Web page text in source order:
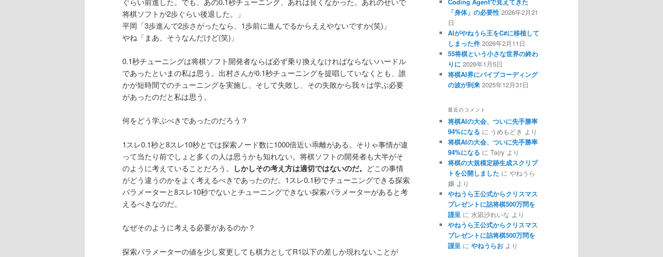
将棋ソフトが2歩ぐらい後退した。」
平岡「3歩進んで2歩さがったなら、1歩前に進んでるからええやないですか(笑)」
やね「まあ、そうなんだけど(笑)」
0.1秒チューニングは将棋ソフト開発者ならば必ず乗り換えなければならないハードル
であったといまの私は思う。出村さんが0.1秒チューニングを提唱していなくとも、誰
かが短時間でのチューニングを実施し、そして失敗し、その失敗から我々は学ぶ必要
があったのだと私は思う。
何をどう学ぶべきであったのだろう？
1スレ0.1秒と8スレ10秒とでは探索ノード数に1000倍近い乖離がある。そりゃ事情が違
って当たり前でしょと多くの人は思うかも知れない。将棋ソフトの開発者も大半がそ
のように考えていることだろう。
しかしその考え方は適切ではないのだ。 どこの事情
がどう違うのかをよく考えるべきであったのだ。1スレ0.1秒でチューニングできる探索
パラメーターと8スレ10秒でないとチューニングできない探索パラメーターがあると考
えるべきなのだ。
なぜそのように考える必要があるのか？
探索パラメーターの値を少し変更しても棋力としてR1以下の差しか現れないことが
「身体」の必要性 2026年2月21
日
AIがやねうら王をC#に移植して
しまった件 2026年2月11日
55将棋という小さな世界の終わ
りに 2026年1月5日
将棋AI界にバイブコーディング
の波が到来 2025年12月31日
最近のコメント
将棋AIの大会、ついに先手勝率
94%になる に うめもどき より
将棋AIの大会、ついに先手勝率
94%になる に Ta(ry より
将棋の大規模定跡生成スクリプ
トを公開しました に やねうら
嬢 より
やねうら王公式からクリスマス
プレゼントに詰将棋500万問を
謹呈 に 水凪沙れいな より
やねうら王公式からクリスマス
プレゼントに詰将棋500万問を
謹呈 に やねうらお より